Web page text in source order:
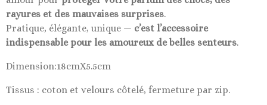
rayures et des mauvaises surprises.
Pratique, élégante, unique — c’est l’accessoire
indispensable pour les amoureux de belles senteurs.
Dimension:18cmX5.5cm
Tissus : coton et velours côtelé, fermeture par zip.